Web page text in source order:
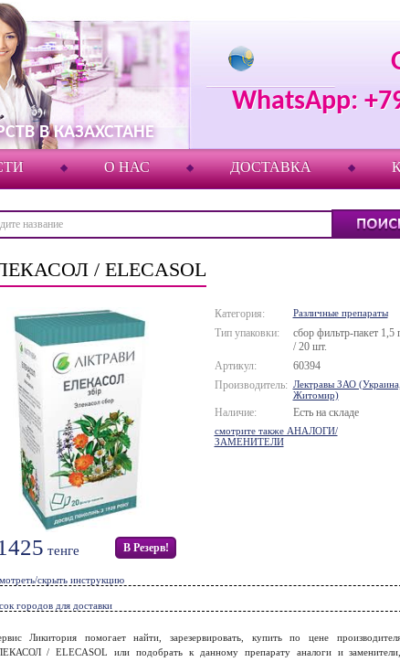
В КАЗАХСТАНЕ
WhatsApp:
О НАС ДОСТАВКА
/ ELECASOL
тенге В Резерв!
Категория: Различные препараты
Тип упаковки:
сбор фильтр-пакет 1,5
/ 20 шт.
Артикул:
60394
Производитель: Лектравы ЗАО (Украина,
Житомир)
Наличие: Есть на складе
смотрите также АНАЛОГИ/
ЗАМЕНИТЕЛИ
скрыть инструкцию
городов для доставки
Ликитория помогает найти, зарезервировать, купить по цене
/ ELECASOL или подобрать к данному препарату аналоги и заменители,